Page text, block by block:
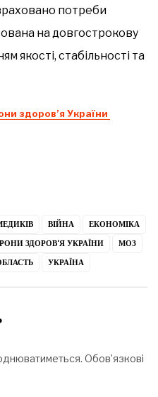
потреби
на довгострокову
якості, стабільності та
здоров’я України
ВІЙНА
ЕКОНОМІКА
ЗДОРОВ'Я УКРАЇНИ
МОЗ
УКРАЇНА
Обов’язкові